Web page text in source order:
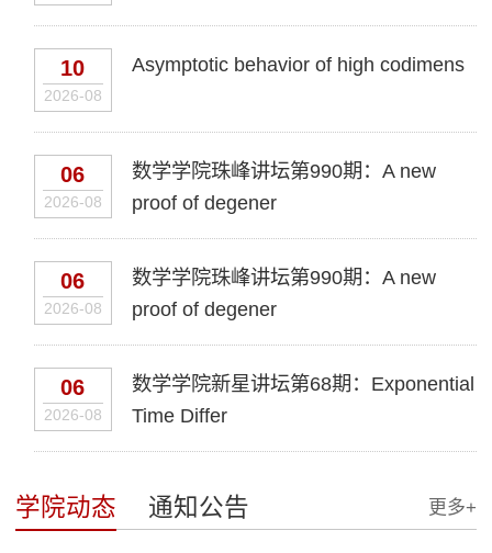
10
2026-08
Asymptotic behavior of high codimens
06
2026-08
数学学院珠峰讲坛第990期：A new
proof of degener
06
2026-08
数学学院珠峰讲坛第990期：A new
proof of degener
06
2026-08
数学学院新星讲坛第68期：Exponential
Time Differ
学院动态 通知公告 更多+